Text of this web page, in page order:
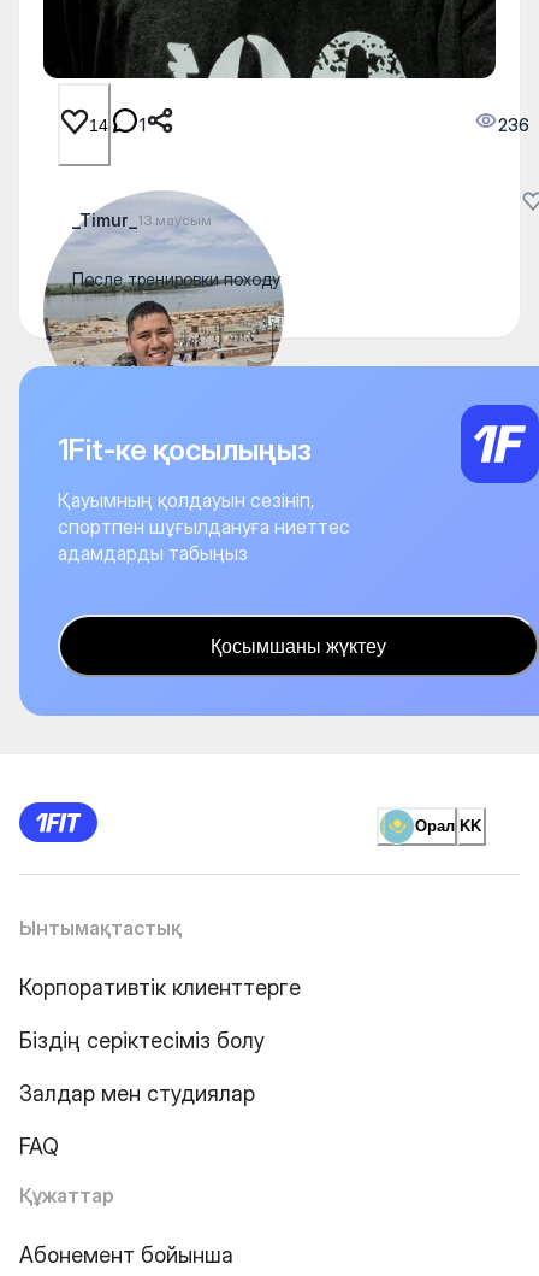
14 1 236
_Timur_ 13 маусым
После тренировки походу
1Fit-ке қосылыңыз
Қауымның қолдауын сезініп,
спортпен шұғылдануға ниеттес
адамдарды табыңыз
Қосымшаны жүктеу
Орал KK
Ынтымақтастық
Корпоративтік клиенттерге
Біздің серіктесіміз болу
Залдар мен студиялар
FAQ
Құжаттар
Абонемент бойынша